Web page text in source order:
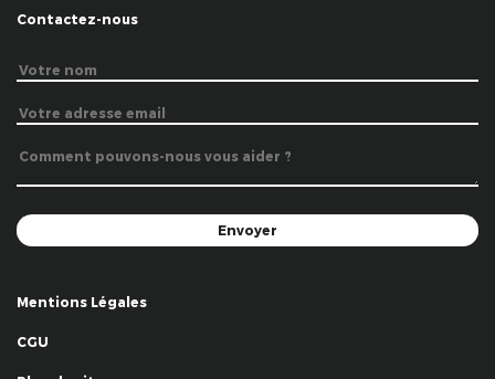
Contactez-nous
Mentions Légales
CGU